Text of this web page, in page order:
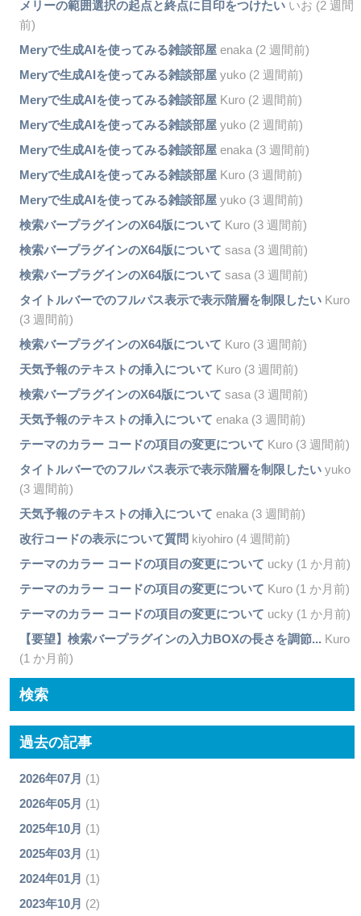
メリーの範囲選択の起点と終点に目印をつけたいいお (2 週間
前)
Meryで生成AIを使ってみる雑談部屋enaka (2 週間前)
Meryで生成AIを使ってみる雑談部屋yuko (2 週間前)
Meryで生成AIを使ってみる雑談部屋Kuro (2 週間前)
Meryで生成AIを使ってみる雑談部屋yuko (2 週間前)
Meryで生成AIを使ってみる雑談部屋enaka (3 週間前)
Meryで生成AIを使ってみる雑談部屋Kuro (3 週間前)
Meryで生成AIを使ってみる雑談部屋yuko (3 週間前)
検索バープラグインのX64版について Kuro (3 週間前)
検索バープラグインのX64版について sasa (3 週間前)
検索バープラグインのX64版について sasa (3 週間前)
タイトルバーでのフルパス表示で表示階層を制限したいKuro
(3 週間前)
検索バープラグインのX64版について Kuro (3 週間前)
天気予報のテキストの挿入について Kuro (3 週間前)
検索バープラグインのX64版について sasa (3 週間前)
天気予報のテキストの挿入について enaka (3 週間前)
テーマのカラー コードの項目の変更について Kuro (3 週間前)
タイトルバーでのフルパス表示で表示階層を制限したいyuko
(3 週間前)
天気予報のテキストの挿入について enaka (3 週間前)
改行コードの表示について質問 kiyohiro (4 週間前)
テーマのカラー コードの項目の変更について ucky (1 か月前)
テーマのカラー コードの項目の変更について Kuro (1 か月前)
テーマのカラー コードの項目の変更について ucky (1 か月前)
【要望】検索バープラグインの入力BOXの長さを調節... Kuro
(1 か月前)
検索
過去の記事
2026年07月 (1)
2026年05月 (1)
2025年10月 (1)
2025年03月 (1)
2024年01月 (1)
2023年10月 (2)